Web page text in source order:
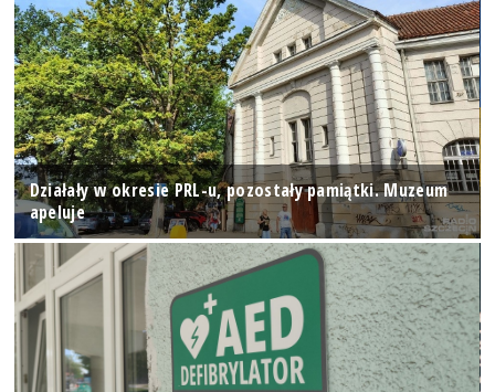
Działały w okresie PRL-u, pozostały pamiątki. Muzeum
apeluje